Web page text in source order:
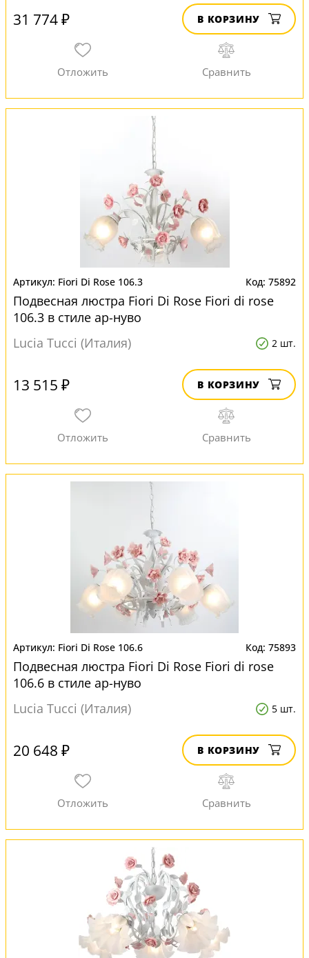
31 774 ₽ В КОРЗИНУ
Fiori Di Rose 106.3 75892
Подвесная люстра Fiori Di Rose Fiori di rose
106.3 в стиле ар-нуво
Lucia Tucci (Италия)
2 шт.
13 515 ₽ В КОРЗИНУ
Fiori Di Rose 106.6 75893
Подвесная люстра Fiori Di Rose Fiori di rose
106.6 в стиле ар-нуво
Lucia Tucci (Италия)
5 шт.
20 648 ₽ В КОРЗИНУ